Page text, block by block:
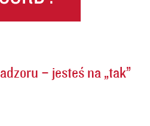
– jesteś na „tak”